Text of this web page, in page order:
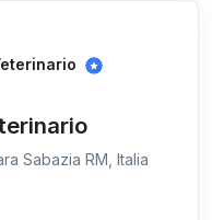
Sabazia RM, Italia